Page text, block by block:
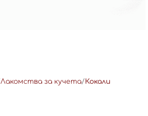
Лакомства за кучета Кокали